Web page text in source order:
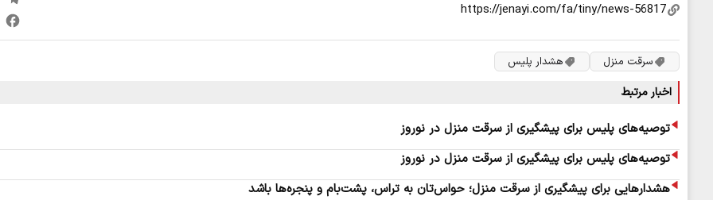
سرقت منزل هشدار پلیس
اخبار مرتبط
توصیه‌های پلیس برای پیشگیری از سرقت منزل در نوروز
توصیه‌های پلیس برای پیشگیری از سرقت منزل در نوروز
هشدارهایی برای پیشگیری از سرقت منزل؛ حواس‌تان به تراس، پشت‌بام و پنجره‌ها باشد